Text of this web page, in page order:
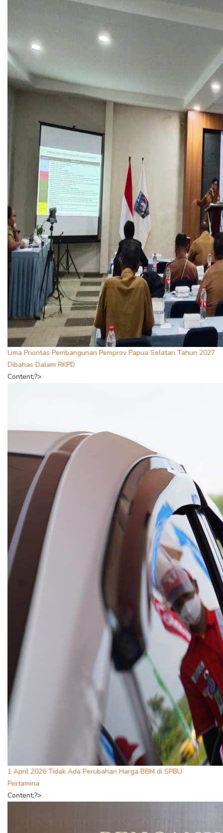
Lima Prioritas Pembangunan Pemprov Papua Selatan Tahun 2027
Dibahas Dalam RKPD
Content;?>
1 April 2026 Tidak Ada Perubahan Harga BBM di SPBU
Pertamina
Content;?>